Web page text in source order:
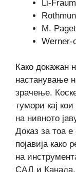
Li-
M.
Werner-
Како докажан
настанување
зрачење.
тумори кај
на нивното
Доказ за тоа
појавија како
на
САД и Канада,